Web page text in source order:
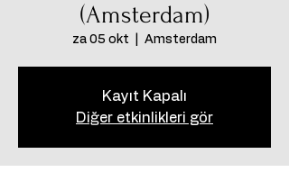
(Amsterdam)
za 05 okt Amsterdam
Kayıt Kapalı
Diğer etkinlikleri gör